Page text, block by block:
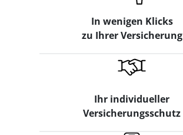
In wenigen Klicks
zu Ihrer Versicherung
Ihr individueller
Versicherungsschutz